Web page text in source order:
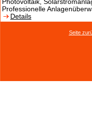
Photovoltaik,
Professionelle
Details
Seite